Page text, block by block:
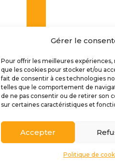
Gérer le
Pour offrir les meilleures
que les cookies pour stocker et/ou
fait de consentir à ces technologies
telles que le comportement de
de ne pas consentir ou de retirer son
sur certaines caractéristiques et
Accepter
Politique de
|Politique de Cookies Plan du site